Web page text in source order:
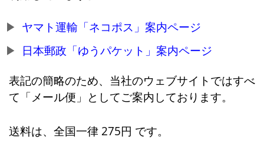
ヤマト運輸「ネコポス」案内ページ
日本郵政「ゆうパケット」案内ページ
表記の簡略のため、当社のウェブサイトではすべ
て「メール便」としてご案内しております。
送料は、全国一律 275円 です。